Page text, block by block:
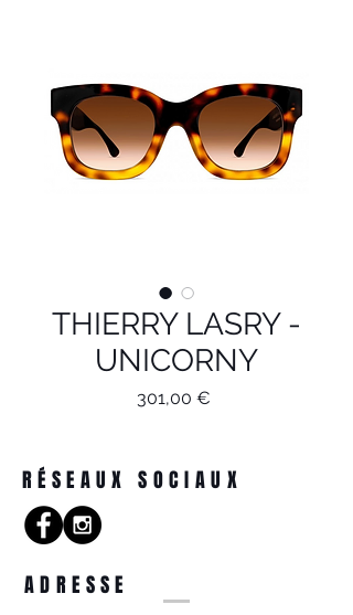
THIERRY LASRY -
UNICORNY
301,00 €
RÉSEAUX SOCIAUX
ADRESSE